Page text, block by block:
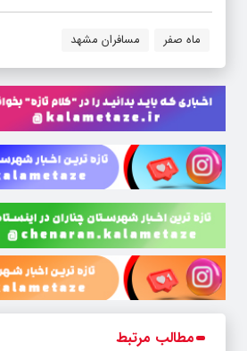
ماه صفر مسافران مشهد
مطالب مرتبط